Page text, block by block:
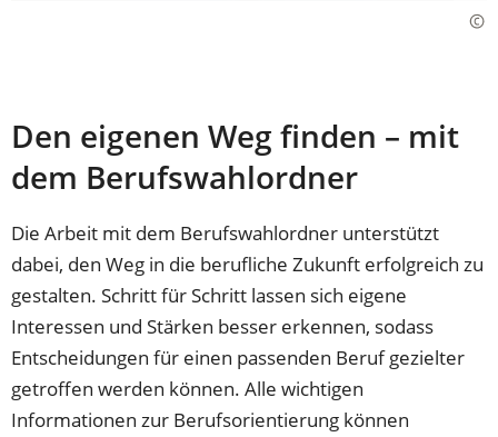
Den eigenen Weg finden – mit
dem Berufswahlordner
Die Arbeit mit dem Berufswahlordner unterstützt
dabei, den Weg in die berufliche Zukunft erfolgreich zu
gestalten. Schritt für Schritt lassen sich eigene
Interessen und Stärken besser erkennen, sodass
Entscheidungen für einen passenden Beruf gezielter
getroffen werden können. Alle wichtigen
Informationen zur Berufsorientierung können